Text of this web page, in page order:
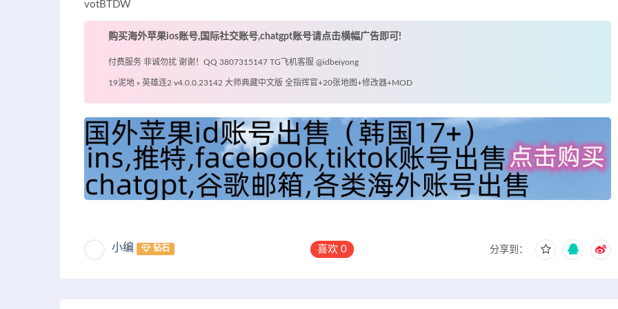
votBTDW
购买海外苹果ios账号,国际社交账号,chatgpt账号请点击横幅广告即可!
付费服务 非诚勿扰 谢谢！QQ 3807315147 TG飞机客服 @idbeiyong
19泥地 » 英雄连2 v4.0.0.23142 大师典藏中文版 全指挥官+20张地图+修改器+MOD
小编 钻石 喜欢0 分享到：